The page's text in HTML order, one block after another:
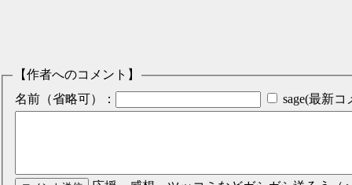
【作者へのコメント】
名前（省略可）：
sage(最新